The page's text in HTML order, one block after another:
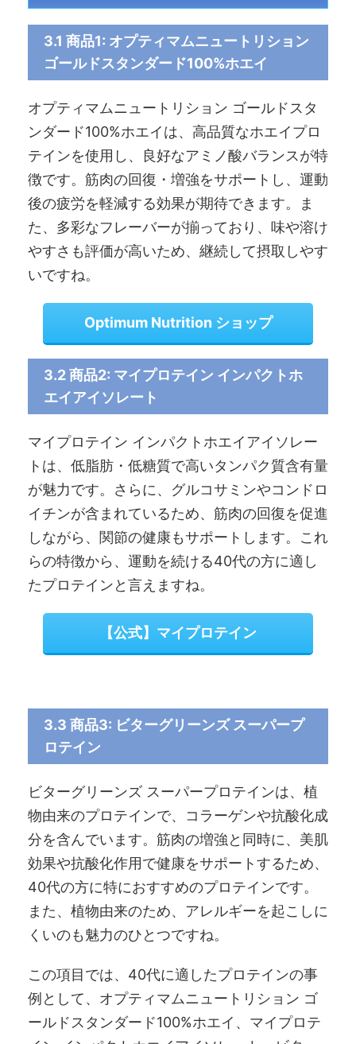
3.1 商品1: オプティマムニュートリション
ゴールドスタンダード100%ホエイ
オプティマムニュートリション ゴールドスタ
ンダード100%ホエイは、高品質なホエイプロ
テインを使用し、良好なアミノ酸バランスが特
徴です。筋肉の回復・増強をサポートし、運動
後の疲労を軽減する効果が期待できます。ま
た、多彩なフレーバーが揃っており、味や溶け
やすさも評価が高いため、継続して摂取しやす
いですね。
Optimum Nutrition ショップ
3.2 商品2: マイプロテイン インパクトホ
エイアイソレート
マイプロテイン インパクトホエイアイソレー
トは、低脂肪・低糖質で高いタンパク質含有量
が魅力です。さらに、グルコサミンやコンドロ
イチンが含まれているため、筋肉の回復を促進
しながら、関節の健康もサポートします。これ
らの特徴から、運動を続ける40代の方に適し
たプロテインと言えますね。
【公式】マイプロテイン
3.3 商品3: ビターグリーンズ スーパープ
ロテイン
ビターグリーンズ スーパープロテインは、植
物由来のプロテインで、コラーゲンや抗酸化成
分を含んでいます。筋肉の増強と同時に、美肌
効果や抗酸化作用で健康をサポートするため、
40代の方に特におすすめのプロテインです。
また、植物由来のため、アレルギーを起こしに
くいのも魅力のひとつですね。
この項目では、40代に適したプロテインの事
例として、オプティマムニュートリション ゴ
ールドスタンダード100%ホエイ、マイプロテ